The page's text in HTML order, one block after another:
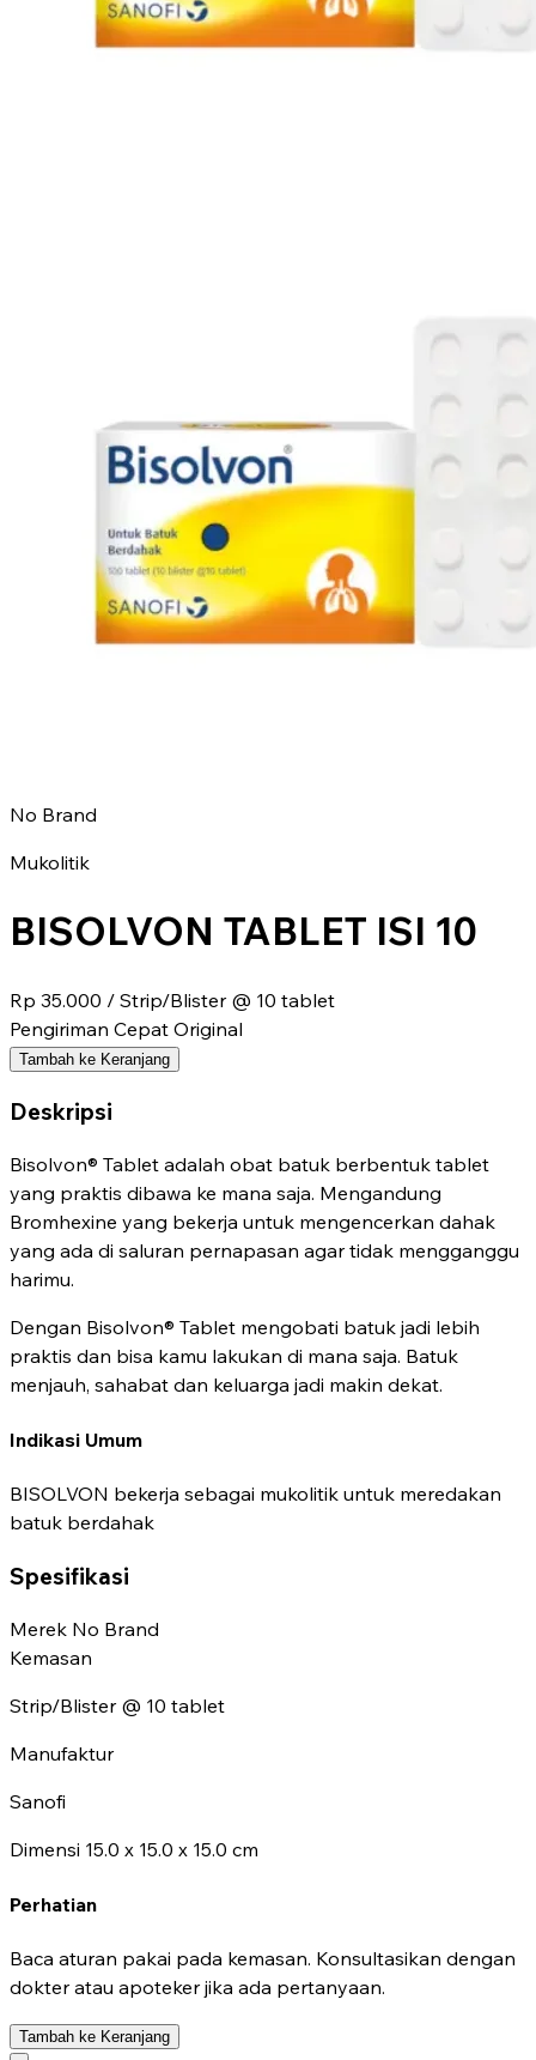
No Brand
Mukolitik
BISOLVON TABLET ISI 10
Rp 35.000 / Strip/Blister @ 10 tablet
Pengiriman Cepat Original
Tambah ke Keranjang
Deskripsi
Bisolvon® Tablet adalah obat batuk berbentuk tablet
yang praktis dibawa ke mana saja. Mengandung
Bromhexine yang bekerja untuk mengencerkan dahak
yang ada di saluran pernapasan agar tidak mengganggu
harimu.
Dengan Bisolvon® Tablet mengobati batuk jadi lebih
praktis dan bisa kamu lakukan di mana saja. Batuk
menjauh, sahabat dan keluarga jadi makin dekat.
Indikasi Umum
BISOLVON bekerja sebagai mukolitik untuk meredakan
batuk berdahak
Spesifikasi
Merek No Brand
Kemasan
Strip/Blister @ 10 tablet
Manufaktur
Sanofi
Dimensi 15.0 x 15.0 x 15.0 cm
Perhatian
Baca aturan pakai pada kemasan. Konsultasikan dengan
dokter atau apoteker jika ada pertanyaan.
Tambah ke Keranjang